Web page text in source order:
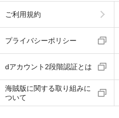
ご利用規約
プライバシーポリシー
dアカウント2段階認証とは
海賊版に関する取り組みに
ついて